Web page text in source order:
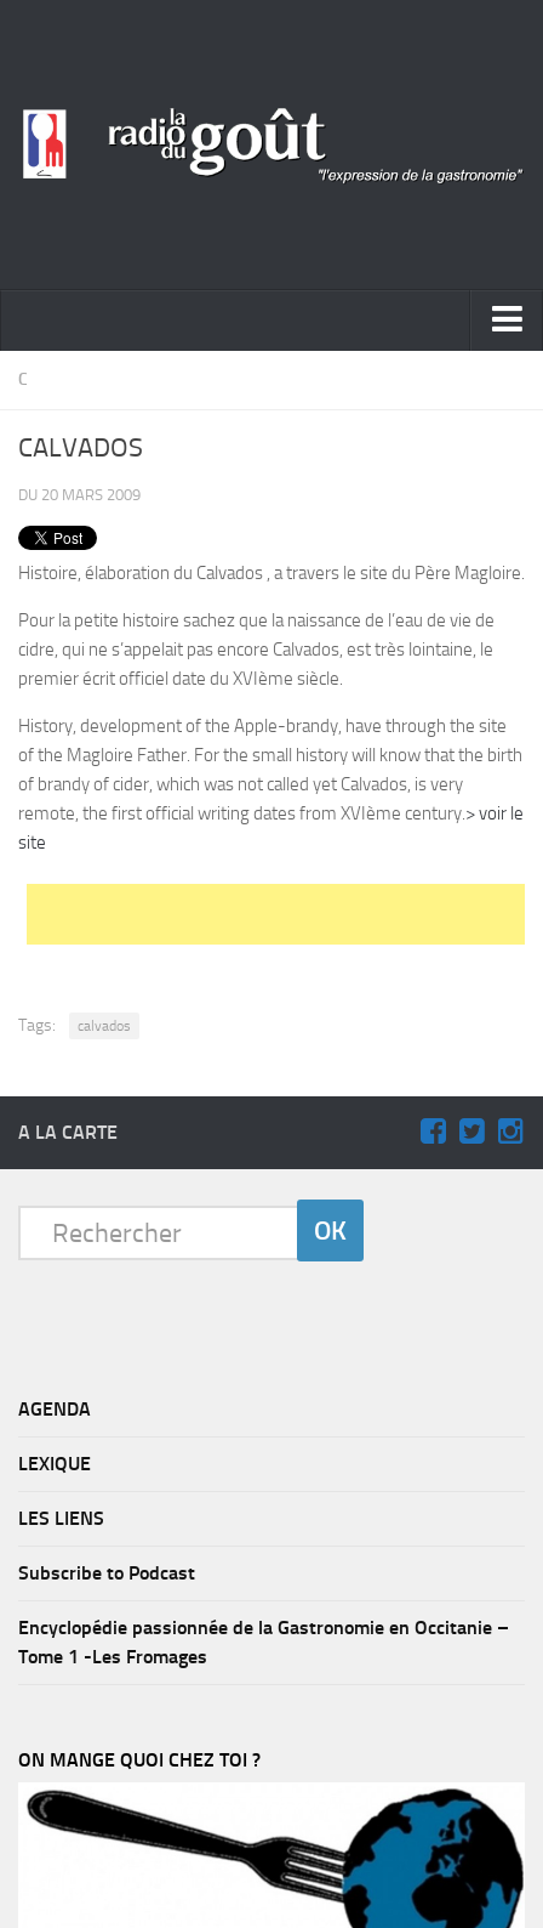
ACTUALITÉ
PRODUITS
Entrées
Plats
Desserts
Sauces
C
CALVADOS
DU 20 MARS 2009
Histoire, élaboration du Calvados , a travers le site du Père Magloire.
Pour la petite histoire sachez que la naissance de l’eau de vie de
cidre, qui ne s’appelait pas encore Calvados, est très lointaine, le
premier écrit officiel date du XVIème siècle.
History, development of the Apple-brandy, have through the site
of the Magloire Father. For the small history will know that the birth
of brandy of cider, which was not called yet Calvados, is very
remote, the first official writing dates from XVIème century.> voir le
site
Tags: calvados
A LA CARTE
AGENDA
LEXIQUE
LES LIENS
Subscribe to Podcast
Encyclopédie passionnée de la Gastronomie en Occitanie –
Tome 1 -Les Fromages
ON MANGE QUOI CHEZ TOI ?